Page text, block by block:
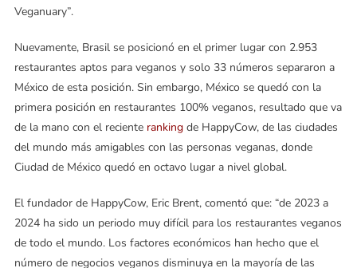
Veganuary”.
Nuevamente, Brasil se posicionó en el primer lugar con 2.953
restaurantes aptos para veganos y solo 33 números separaron a
México de esta posición. Sin embargo, México se quedó con la
primera posición en restaurantes 100% veganos, resultado que va
de la mano con el reciente rankingde HappyCow, de las ciudades
del mundo más amigables con las personas veganas, donde
Ciudad de México quedó en octavo lugar a nivel global.
El fundador de HappyCow, Eric Brent, comentó que: “de 2023 a
2024 ha sido un periodo muy difícil para los restaurantes veganos
de todo el mundo. Los factores económicos han hecho que el
número de negocios veganos disminuya en la mayoría de las